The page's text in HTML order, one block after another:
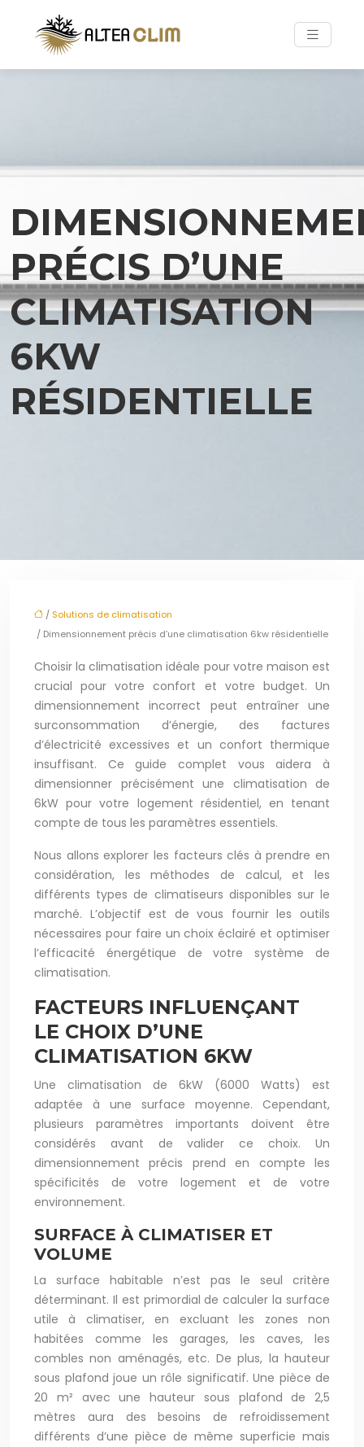
PRÉCIS D’UNE
CLIMATISATION
6KW
RÉSIDENTIELLE
/ Solutions de climatisation
/ Dimensionnement précis d’une climatisation 6kw résidentielle
Choisir la climatisation idéale pour votre maison est
crucial pour votre confort et votre budget. Un
dimensionnement incorrect peut entraîner une
surconsommation d’énergie, des factures
d’électricité excessives et un confort thermique
insuffisant. Ce guide complet vous aidera à
dimensionner précisément une climatisation de
6kW pour votre logement résidentiel, en tenant
compte de tous les paramètres essentiels.
Nous allons explorer les facteurs clés à prendre en
considération, les méthodes de calcul, et les
différents types de climatiseurs disponibles sur le
marché. L’objectif est de vous fournir les outils
nécessaires pour faire un choix éclairé et optimiser
l’efficacité énergétique de votre système de
climatisation.
FACTEURS INFLUENÇANT
LE CHOIX D’UNE
CLIMATISATION 6KW
Une climatisation de 6kW (6000 Watts) est
adaptée à une surface moyenne. Cependant,
plusieurs paramètres importants doivent être
considérés avant de valider ce choix. Un
dimensionnement précis prend en compte les
spécificités de votre logement et de votre
environnement.
SURFACE À CLIMATISER ET
VOLUME
La surface habitable n’est pas le seul critère
déterminant. Il est primordial de calculer la surface
utile à climatiser, en excluant les zones non
habitées comme les garages, les caves, les
combles non aménagés, etc. De plus, la hauteur
sous plafond joue un rôle significatif. Une pièce de
20 m² avec une hauteur sous plafond de 2,5
mètres aura des besoins de refroidissement
différents d’une pièce de même superficie mais